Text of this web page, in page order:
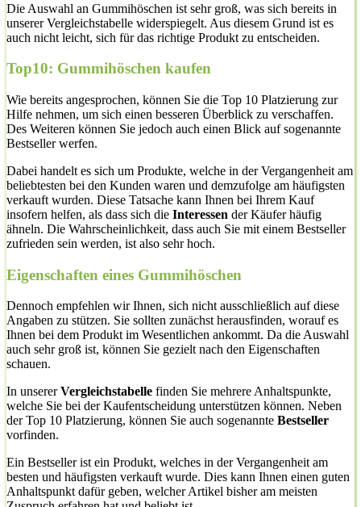
Die Auswahl an Gummihöschen ist sehr groß, was sich bereits in
unserer Vergleichstabelle widerspiegelt. Aus diesem Grund ist es
auch nicht leicht, sich für das richtige Produkt zu entscheiden.
Top10: Gummihöschen kaufen
Wie bereits angesprochen, können Sie die Top 10 Platzierung zur
Hilfe nehmen, um sich einen besseren Überblick zu verschaffen.
Des Weiteren können Sie jedoch auch einen Blick auf sogenannte
Bestseller werfen.
Dabei handelt es sich um Produkte, welche in der Vergangenheit am
beliebtesten bei den Kunden waren und demzufolge am häufigsten
verkauft wurden. Diese Tatsache kann Ihnen bei Ihrem Kauf
insofern helfen, als dass sich die Interessen der Käufer häufig
ähneln. Die Wahrscheinlichkeit, dass auch Sie mit einem Bestseller
zufrieden sein werden, ist also sehr hoch.
Eigenschaften eines Gummihöschen
Dennoch empfehlen wir Ihnen, sich nicht ausschließlich auf diese
Angaben zu stützen. Sie sollten zunächst herausfinden, worauf es
Ihnen bei dem Produkt im Wesentlichen ankommt. Da die Auswahl
auch sehr groß ist, können Sie gezielt nach den Eigenschaften
schauen.
In unsererVergleichstabelle finden Sie mehrere Anhaltspunkte,
welche Sie bei der Kaufentscheidung unterstützen können. Neben
der Top 10 Platzierung, können Sie auch sogenannte Bestseller
vorfinden.
Ein Bestseller ist ein Produkt, welches in der Vergangenheit am
besten und häufigsten verkauft wurde. Dies kann Ihnen einen guten
Anhaltspunkt dafür geben, welcher Artikel bisher am meisten